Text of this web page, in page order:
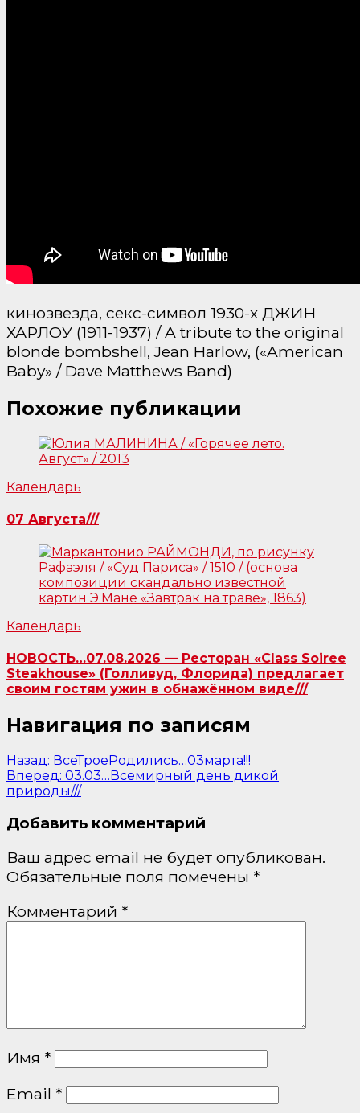
кинозвезда, секс-символ 1930-х ДЖИН
ХАРЛОУ (1911-1937) / A tribute to the original
blonde bombshell, Jean Harlow, («American
Baby» / Dave Matthews Band)
Похожие публикации
Календарь
07 Августа///
Календарь
НОВОСТЬ…07.08.2026 — Ресторан «Class Soiree
Steakhouse» (Голливуд, Флорида) предлагает
своим гостям ужин в обнажённом виде///
Навигация по записям
Назад: ВсеТроеРодились…03марта!!!
Вперед: 03.03…Всемирный день дикой
природы///
Добавить комментарий
Ваш адрес email не будет опубликован.
Обязательные поля помечены *
Комментарий *
Имя *
Email *